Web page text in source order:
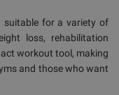
suitable for a variety of
loss, rehabilitation
workout tool, making
and those who want